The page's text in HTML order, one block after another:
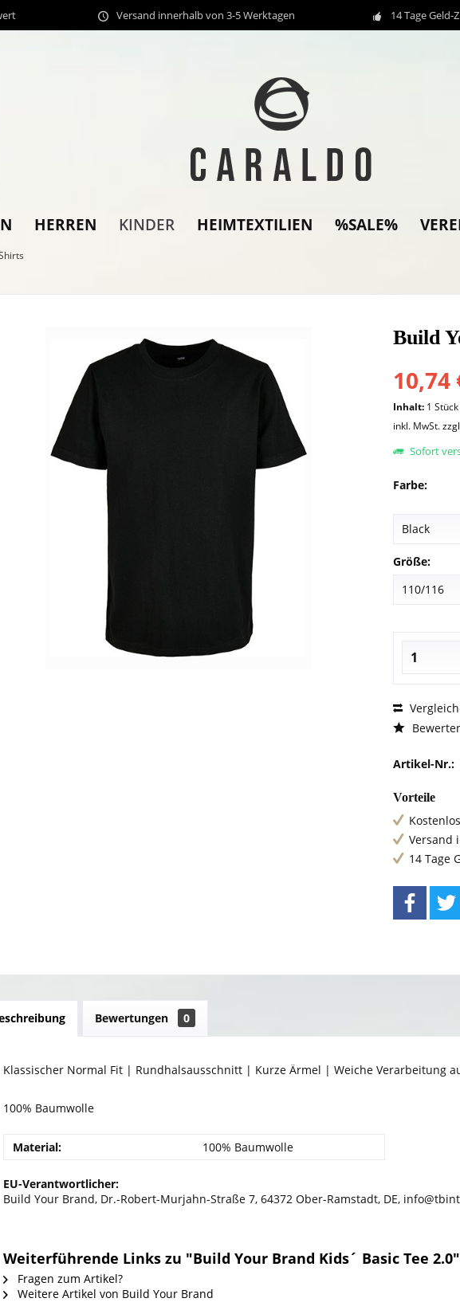
Versand innerhalb von 3-5 Werktagen 14 Tage
HERREN KINDER HEIMTEXTILIEN %SALE%
Build
10,74
Inhalt: 1 Stück
inkl. MwSt.
Sofort
Farbe:
Größe:
Artikel-Nr.:
Vorteile
Versand
14 Tage
Bewertungen 0
Klassischer Normal Fit | Rundhalsausschnitt | Kurze Ärmel | Weiche Verarbeitung
100% Baumwolle
Material: 100% Baumwolle
EU-Verantwortlicher:
Build Your Brand, Dr.-Robert-Murjahn-Straße 7, 64372 Ober-Ramstadt, DE,
Weiterführende Links zu "Build Your Brand Kids´ Basic Tee 2.0"
Fragen zum Artikel?
Weitere Artikel von Build Your Brand